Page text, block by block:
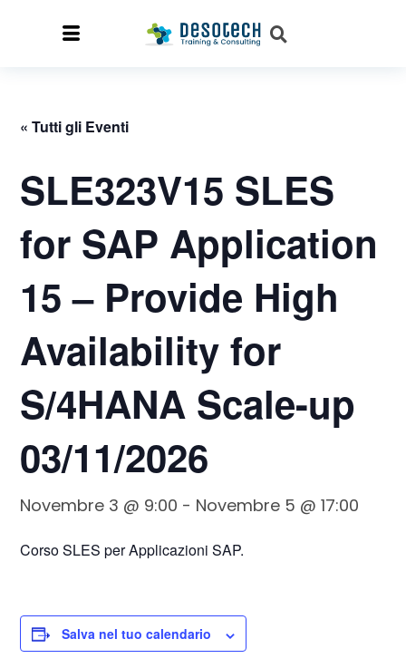
« Tutti gli Eventi
SLE323V15 SLES
for SAP Application
15 – Provide High
Availability for
S/4HANA Scale-up
03/11/2026
Novembre 3 @ 9:00 - Novembre 5 @ 17:00
Corso SLES per Applicazioni SAP.
Salva nel tuo calendario